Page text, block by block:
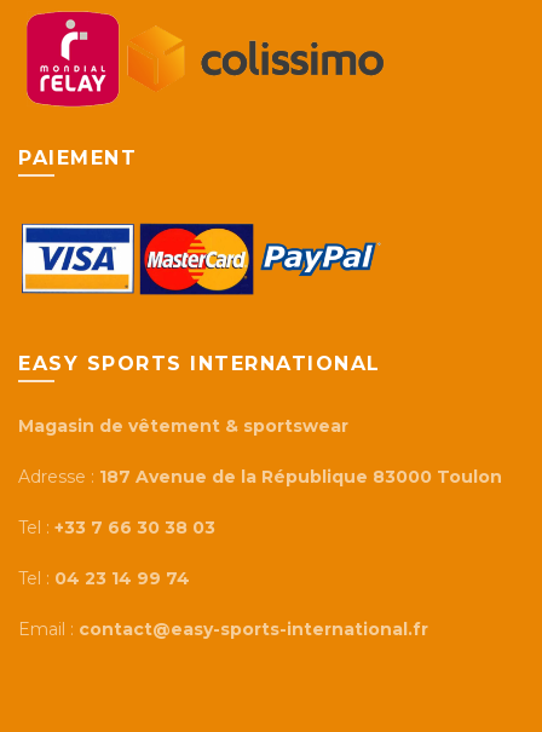
PAIEMENT
EASY SPORTS INTERNATIONAL
Magasin de vêtement & sportswear
Adresse : 187 Avenue de la République 83000 Toulon
Tel : +33 7 66 30 38 03
Tel : 04 23 14 99 74
Email : contact@easy-sports-international.fr